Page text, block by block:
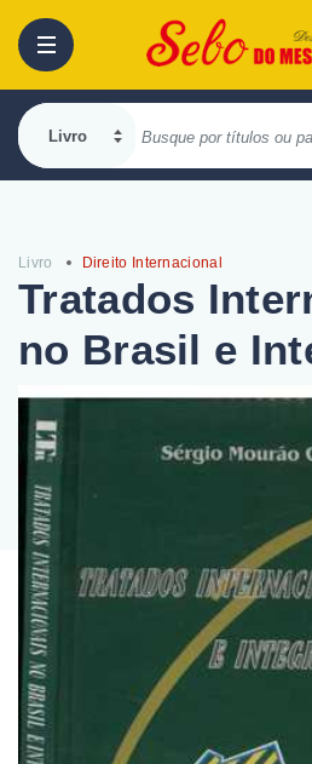
Livro Direito Internacional
Tratados
no Brasil e